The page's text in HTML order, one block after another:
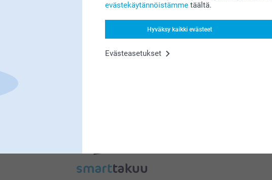
evästekäytännöistämme täältä.
Hyväksy kaikki evästeet
Evästeasetukset
erittäin tärkeää. Kiva että pidät